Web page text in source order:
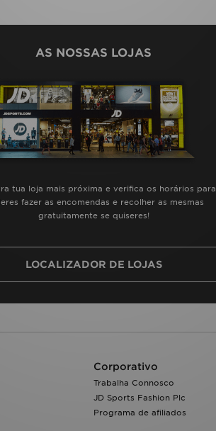
AS NOSSAS LOJAS
tua loja mais próxima e verifica os horários para
fazer as encomendas e recolher as mesmas
gratuitamente se quiseres!
LOCALIZADOR DE LOJAS
Corporativo
Trabalha Connosco
JD Sports Fashion Plc
Programa de afiliados